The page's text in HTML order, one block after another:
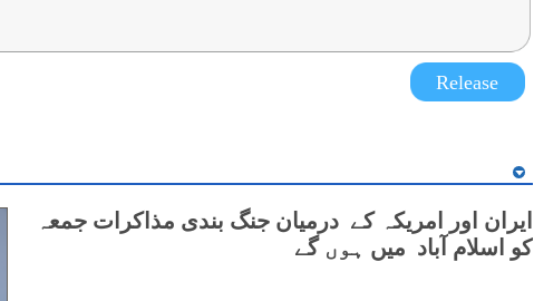
Release
ایران اور امریکہ کے درمیان جنگ بندی مذاکرات جمعہ
کو اسلام آباد میں ہوں گے